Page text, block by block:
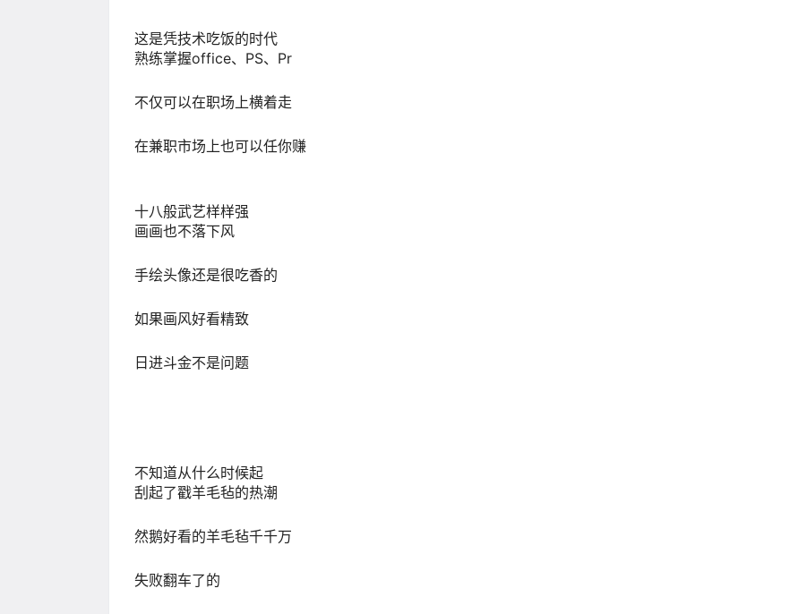
这是凭技术吃饭的时代
熟练掌握office、PS、Pr
不仅可以在职场上横着走
在兼职市场上也可以任你赚
十八般武艺样样强
画画也不落下风
手绘头像还是很吃香的
如果画风好看精致
日进斗金不是问题
不知道从什么时候起
刮起了戳羊毛毡的热潮
然鹅好看的羊毛毡千千万
失败翻车了的